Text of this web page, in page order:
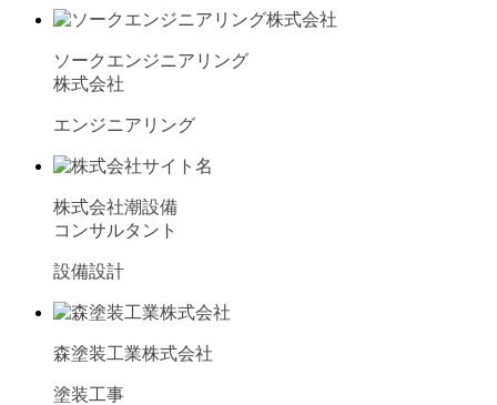
ソークエンジニアリング
株式会社
エンジニアリング
株式会社潮設備
コンサルタント
設備設計
森塗装工業株式会社
塗装工事